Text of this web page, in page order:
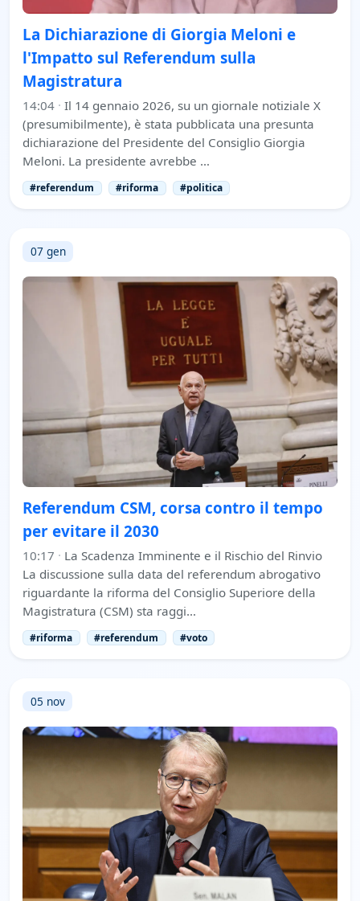
La Dichiarazione di Giorgia Meloni e
l'Impatto sul Referendum sulla
Magistratura
14:04 · Il 14 gennaio 2026, su un giornale notiziale X
(presumibilmente), è stata pubblicata una presunta
dichiarazione del Presidente del Consiglio Giorgia
Meloni. La presidente avrebbe …
#referendum #riforma #politica
07 gen
Referendum CSM, corsa contro il tempo
per evitare il 2030
10:17 · La Scadenza Imminente e il Rischio del Rinvio
La discussione sulla data del referendum abrogativo
riguardante la riforma del Consiglio Superiore della
Magistratura (CSM) sta raggi…
#riforma #referendum #voto
05 nov